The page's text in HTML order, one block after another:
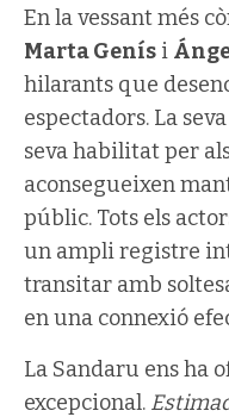
En la vessant més
Marta Genís i
hilarants que
espectadors. La
seva habilitat per
aconsegueixen
públic. Tots els
un ampli registre
transitar amb
en una connexió
La Sandaru ens ha
excepcional.